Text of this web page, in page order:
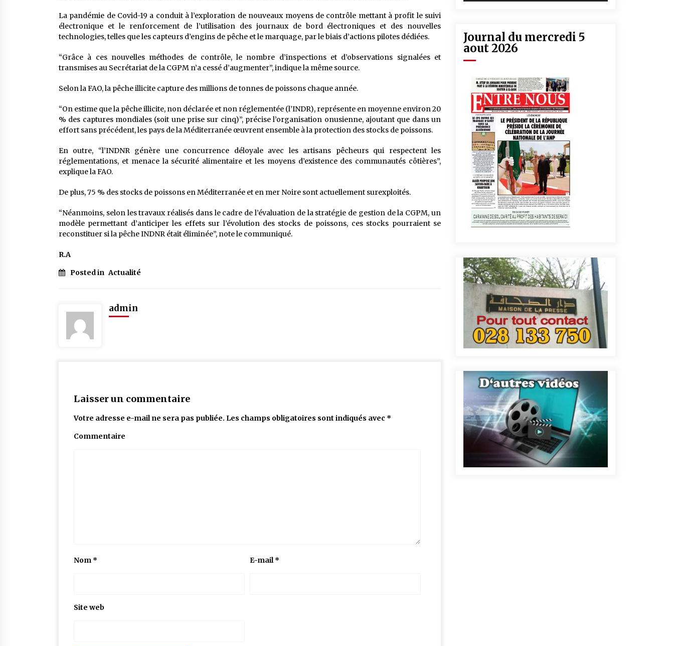
La pandémie de Covid-19 a conduit à l’exploration de nouveaux moyens de contrôle mettant à profit le suivi
électronique et le renforcement de l’utilisation des journaux de bord électroniques et des nouvelles
technologies, telles que les capteurs d’engins de pêche et le marquage, par le biais d’actions pilotes dédiées.
“Grâce à ces nouvelles méthodes de contrôle, le nombre d’inspections et d’observations signalées et
transmises au Secrétariat de la CGPM n’a cessé d’augmenter”, indique la même source.
Selon la FAO, la pêche illicite capture des millions de tonnes de poissons chaque année.
“On estime que la pêche illicite, non déclarée et non réglementée (l’INDR), représente en moyenne environ 20
% des captures mondiales (soit une prise sur cinq)”, précise l’organisation onusienne, ajoutant que dans un
effort sans précédent, les pays de la Méditerranée œuvrent ensemble à la protection des stocks de poissons.
En outre, “l’INDNR génère une concurrence déloyale avec les artisans pêcheurs qui respectent les
réglementations, et menace la sécurité alimentaire et les moyens d’existence des communautés côtières”,
explique la FAO.
De plus, 75 % des stocks de poissons en Méditerranée et en mer Noire sont actuellement surexploités.
“Néanmoins, selon les travaux réalisés dans le cadre de l’évaluation de la stratégie de gestion de la CGPM, un
modèle permettant d’anticiper les effets sur l’évolution des stocks de poissons, ces stocks pourraient se
reconstituer si la pêche INDNR était éliminée”, note le communiqué.
R.A
Posted in Actualité
admin
Laisser un commentaire
Votre adresse e-mail ne sera pas publiée. Les champs obligatoires sont indiqués avec *
Commentaire
Nom * E-mail*
Site web
Journal du mercredi 5
aout 2026